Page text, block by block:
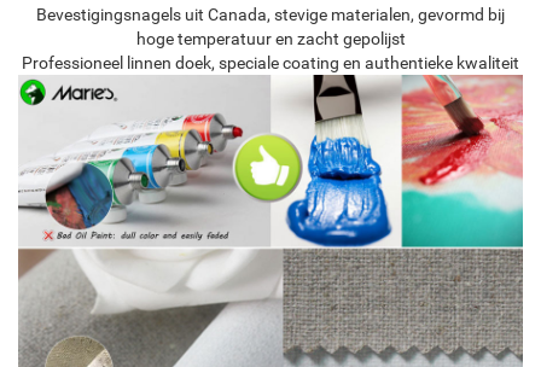
Bevestigingsnagels uit Canada, stevige materialen, gevormd bij
hoge temperatuur en zacht gepolijst
Professioneel linnen doek, speciale coating en authentieke kwaliteit